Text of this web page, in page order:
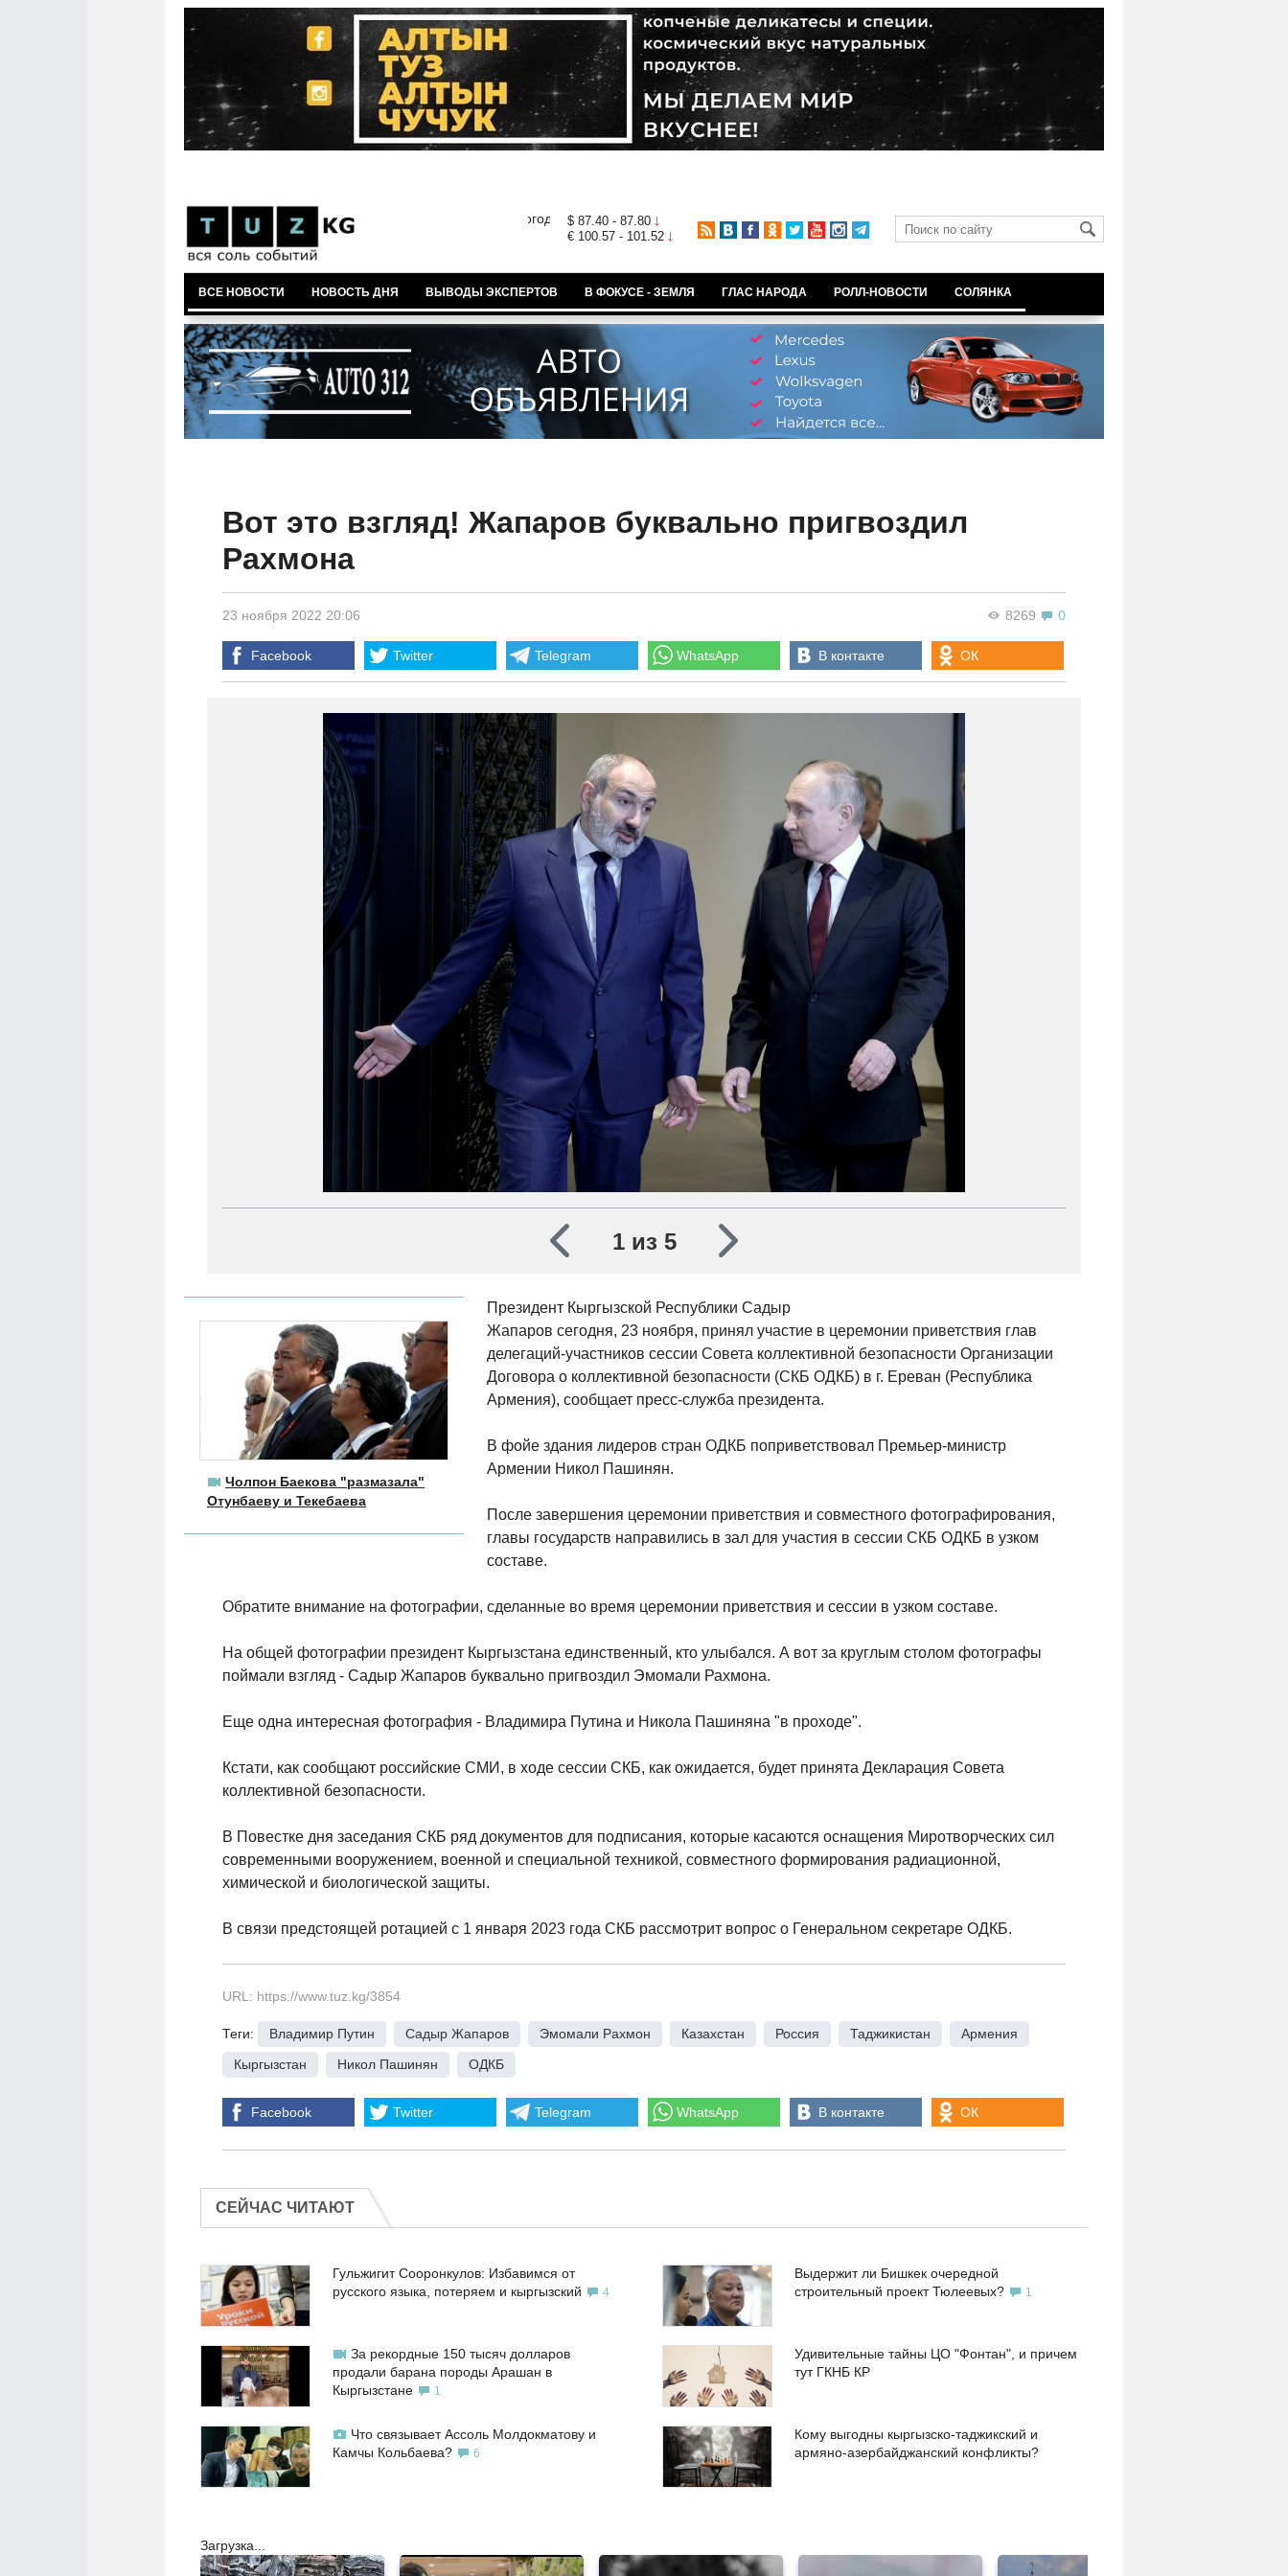
$ 87.40 - 87.80
€ 100.57 - 101.52
ВСЕ НОВОСТИ НОВОСТЬ ДНЯ ВЫВОДЫ ЭКСПЕРТОВ В ФОКУСЕ - ЗЕМЛЯ ГЛАС НАРОДА РОЛЛ-НОВОСТИ СОЛЯНКА
Вот это взгляд! Жапаров буквально пригвоздил
Рахмона
8269 0
23 ноября 2022 20:06
Facebook Twitter Telegram WhatsApp В контакте ОК
1 из 5
Чолпон Баекова "размазала"
Отунбаеву и Текебаева
Президент Кыргызской Республики Садыр
Жапаров сегодня, 23 ноября, принял участие в церемонии приветствия глав
делегаций-участников сессии Совета коллективной безопасности Организации
Договора о коллективной безопасности (СКБ ОДКБ) в г. Ереван (Республика
Армения), сообщает пресс-служба президента.
В фойе здания лидеров стран ОДКБ поприветствовал Премьер-министр
Армении Никол Пашинян.
После завершения церемонии приветствия и совместного фотографирования,
главы государств направились в зал для участия в сессии СКБ ОДКБ в узком
составе.
Обратите внимание на фотографии, сделанные во время церемонии приветствия и сессии в узком составе.
На общей фотографии президент Кыргызстана единственный, кто улыбался. А вот за круглым столом фотографы
поймали взгляд - Садыр Жапаров буквально пригвоздил Эмомали Рахмона.
Еще одна интересная фотография - Владимира Путина и Никола Пашиняна "в проходе".
Кстати, как сообщают российские СМИ, в ходе сессии СКБ, как ожидается, будет принята Декларация Совета
коллективной безопасности.
В Повестке дня заседания СКБ ряд документов для подписания, которые касаются оснащения Миротворческих сил
современными вооружением, военной и специальной техникой, совместного формирования радиационной,
химической и биологической защиты.
В связи предстоящей ротацией с 1 января 2023 года СКБ рассмотрит вопрос о Генеральном секретаре ОДКБ.
URL: https://www.tuz.kg/3854
Теги: Владимир Путин Садыр Жапаров Эмомали Рахмон Казахстан Россия Таджикистан Армения
Кыргызстан
Никол Пашинян ОДКБ
Facebook Twitter Telegram WhatsApp В контакте ОК
СЕЙЧАС ЧИТАЮТ
Гульжигит Сооронкулов: Избавимся от
русского языка, потеряем и кыргызский
4
Выдержит ли Бишкек очередной
строительный проект Тюлеевых?
1
За рекордные 150 тысяч долларов
продали барана породы Арашан в
Кыргызстане
1
Удивительные тайны ЦО "Фонтан", и причем
тут ГКНБ КР
Что связывает Ассоль Молдокматову и
Камчы Кольбаева?
6
Кому выгодны кыргызско-таджикский и
армяно-азербайджанский конфликты?
Загрузка...